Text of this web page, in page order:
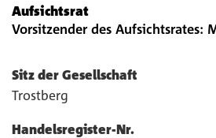
Aufsichtsrat
Vorsitzender des Aufsichtsrates:
Sitz der Gesellschaft
Trostberg
Handelsregister-Nr.